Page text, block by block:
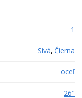
1
Sivá, Čierna
oceľ
26"